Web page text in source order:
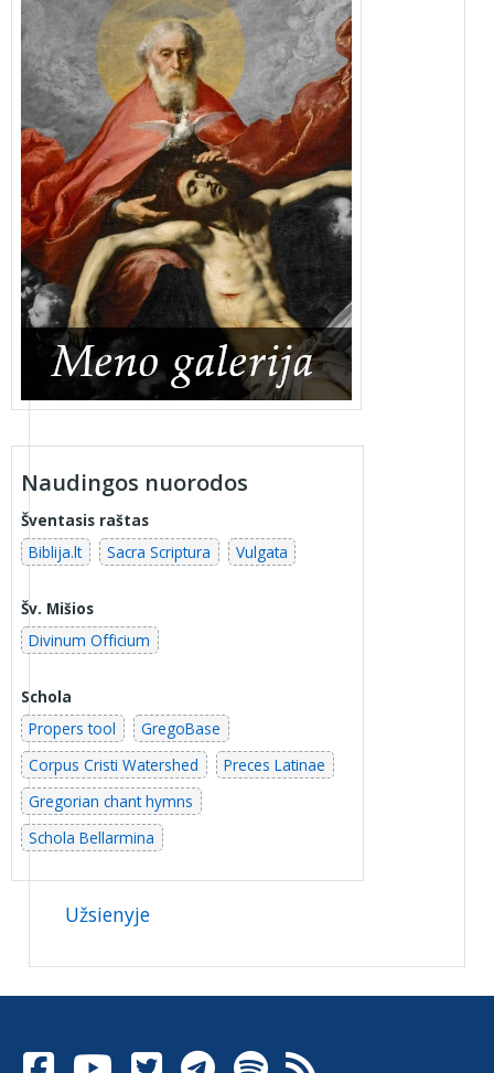
Naudingos nuorodos
Šventasis raštas
Biblija.lt
Sacra Scriptura Vulgata
Šv. Mišios
Divinum Officium
Schola
Propers tool
GregoBase
Corpus Cristi Watershed
Preces Latinae
Gregorian chant hymns
Schola Bellarmina
Užsienyje